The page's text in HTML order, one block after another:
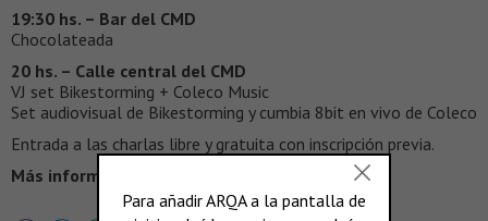
19:30 hs. – Bar del CMD
Chocolateada
20 hs. – Calle central del CMD
VJ set Bikestorming + Coleco Music
Set audiovisual de Bikestorming y cumbia 8bit en vivo de Coleco
Entrada a las charlas libre y gratuita con inscripción previa.
Más información >